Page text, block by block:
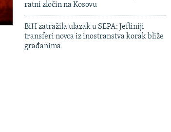
ratni zločin na Kosovu
BiH zatražila ulazak u SEPA: Jeftiniji
transferi novca iz inostranstva korak bliže
građanima